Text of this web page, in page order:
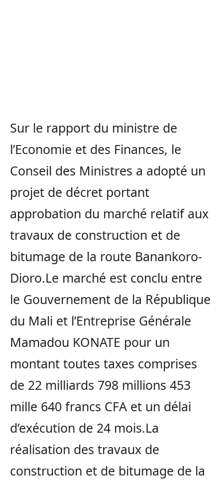
Sur le rapport du ministre de
l’Economie et des Finances, le
Conseil des Ministres a adopté un
projet de décret portant
approbation du marché relatif aux
travaux de construction et de
bitumage de la route Banankoro-
Dioro.Le marché est conclu entre
le Gouvernement de la République
du Mali et l’Entreprise Générale
Mamadou KONATE pour un
montant toutes taxes comprises
de 22 milliards 798 millions 453
mille 640 francs CFA et un délai
d’exécution de 24 mois.La
réalisation des travaux de
construction et de bitumage de la